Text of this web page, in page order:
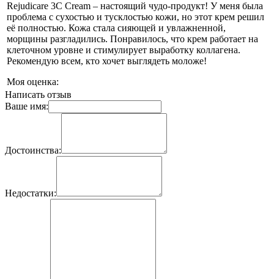
Rejudicare 3C Cream – настоящий чудо-продукт! У меня была
проблема с сухостью и тусклостью кожи, но этот крем решил
её полностью. Кожа стала сияющей и увлажненной,
морщины разгладились. Понравилось, что крем работает на
клеточном уровне и стимулирует выработку коллагена.
Рекомендую всем, кто хочет выглядеть моложе!
Моя оценка:
Написать отзыв
Ваше имя:
Достоинства:
Недостатки: